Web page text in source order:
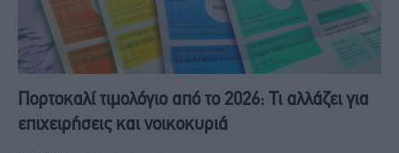
Πορτοκαλί τιμολόγιο από το 2026: Τι αλλάζει για
επιχειρήσεις και νοικοκυριά